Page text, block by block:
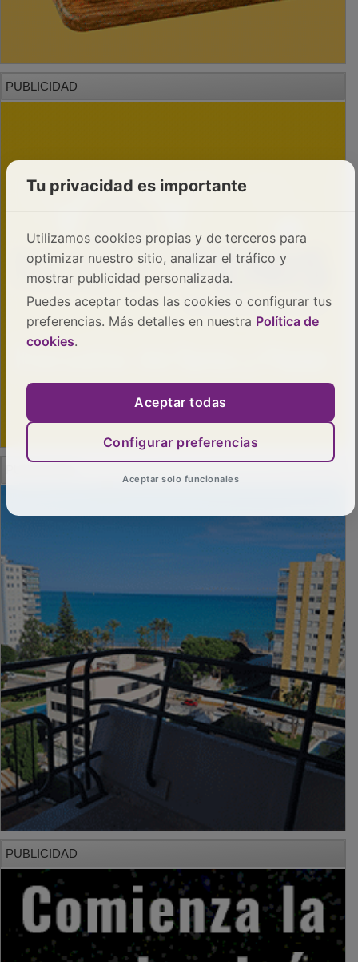
PUBLICIDAD
PUBLICIDAD
Tu privacidad es importante
Utilizamos cookies propias y de terceros para
optimizar nuestro sitio, analizar el tráfico y
mostrar publicidad personalizada.
Puedes aceptar todas las cookies o configurar tus
preferencias. Más detalles en nuestra Política de
cookies.
Aceptar todas
Configurar preferencias
Aceptar solo funcionales